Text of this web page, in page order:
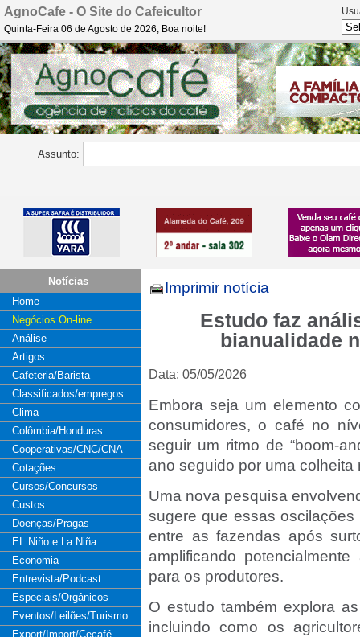
AgnoCafe - O Site do Cafeicultor
Quinta-Feira 06 de Agosto de 2026, Boa noite!
Assunto:
Notícias
Home
Negócios On-line
Análise
Artigos
Cafeteria/Barista
Classificados/empregos
Clima
Colômbia/Honduras
Cooperativas/CNC/CNA
Cotações
Cursos/Concursos
Custos
Doenças/Pragas
EL Niño e La Niña
Economia
Entrevista/Podcast
Especiais/Orgânicos
Eventos/Leilões/Turismo
Export/Import/Cecafé
Imprimir notícia
Estudo faz
bianualidade
Data: 05/05/2026
Embora seja um elemento
consumidores, o café no
seguir um ritmo de “boom-
ano seguido por uma colheita
Uma nova pesquisa
sugere que essas
entre as fazendas após
amplificando
para os produtores.
O estudo também explora
incluindo como os